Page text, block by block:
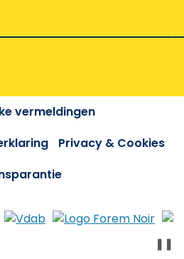
vermeldingen
Privacy & Cookies
❚❚